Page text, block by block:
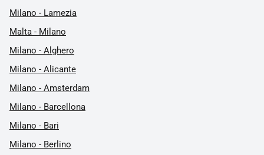
Milano - Lamezia
Malta - Milano
Milano - Alghero
Milano - Alicante
Milano - Amsterdam
Milano - Barcellona
Milano - Bari
Milano - Berlino